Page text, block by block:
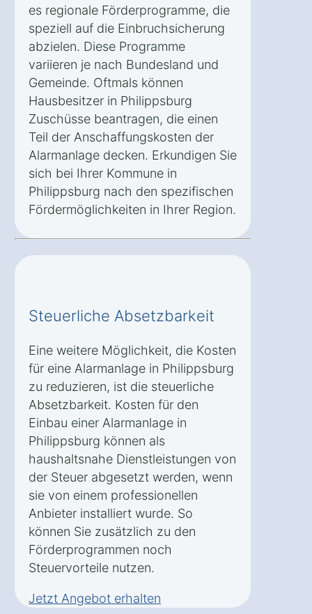
es regionale Förderprogramme, die
speziell auf die Einbruchsicherung
abzielen. Diese Programme
variieren je nach Bundesland und
Gemeinde. Oftmals können
Hausbesitzer in Philippsburg
Zuschüsse beantragen, die einen
Teil der Anschaffungskosten der
Alarmanlage decken. Erkundigen Sie
sich bei Ihrer Kommune in
Philippsburg nach den spezifischen
Fördermöglichkeiten in Ihrer Region.
Steuerliche Absetzbarkeit
Eine weitere Möglichkeit, die Kosten
für eine Alarmanlage in Philippsburg
zu reduzieren, ist die steuerliche
Absetzbarkeit. Kosten für den
Einbau einer Alarmanlage in
Philippsburg können als
haushaltsnahe Dienstleistungen von
der Steuer abgesetzt werden, wenn
sie von einem professionellen
Anbieter installiert wurde. So
können Sie zusätzlich zu den
Förderprogrammen noch
Steuervorteile nutzen.
Jetzt Angebot erhalten